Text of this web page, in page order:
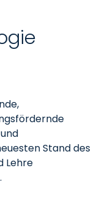
Stand des
Lehre